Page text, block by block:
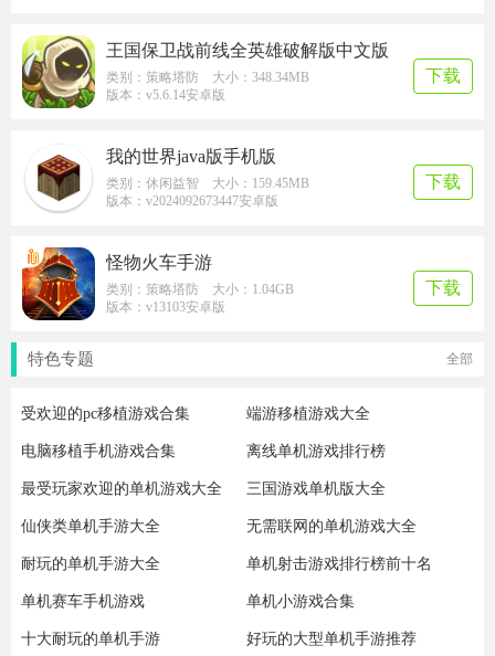
王国保卫战前线全英雄破解版中文版
类别：策略塔防 大小：348.34MB
版本：v5.6.14安卓版
下载
我的世界java版手机版
类别：休闲益智 大小：159.45MB
版本：v2024092673447安卓版
下载
怪物火车手游
类别：策略塔防 大小：1.04GB
版本：v13103安卓版
下载
特色专题 全部
受欢迎的pc移植游戏合集 端游移植游戏大全
电脑移植手机游戏合集 离线单机游戏排行榜
最受玩家欢迎的单机游戏大全 三国游戏单机版大全
仙侠类单机手游大全 无需联网的单机游戏大全
耐玩的单机手游大全 单机射击游戏排行榜前十名
单机赛车手机游戏 单机小游戏合集
十大耐玩的单机手游 好玩的大型单机手游推荐